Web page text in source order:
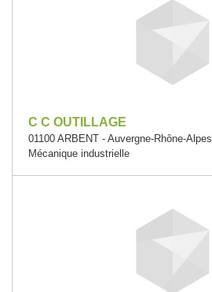
C C OUTILLAGE
01100 ARBENT - Auvergne-Rhône-Alpes
Mécanique industrielle